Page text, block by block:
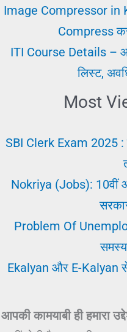
(With
Sample
&
Image Compressor in
Compress
ITI Course Details –
लिस्ट,
Most
SBI Clerk Exam 2025 :
Nokriya (Jobs): 10वीं
Problem Of
Ekalyan और E-Kalyan
आपकी कामयाबी ही हमारा